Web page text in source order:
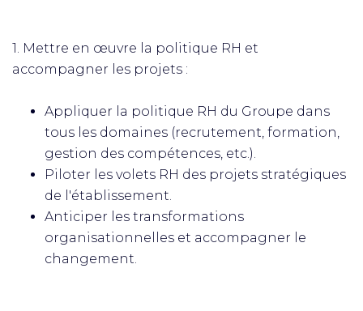
1. Mettre en œuvre la politique RH et
accompagner les projets :
Appliquer la politique RH du Groupe dans
tous les domaines (recrutement, formation,
gestion des compétences, etc.).
Piloter les volets RH des projets stratégiques
de l'établissement.
Anticiper les transformations
organisationnelles et accompagner le
changement.